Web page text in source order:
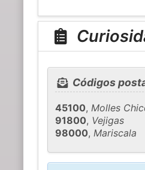
Códigos
45100,Molles
91800, Vejigas
98000,Mariscala